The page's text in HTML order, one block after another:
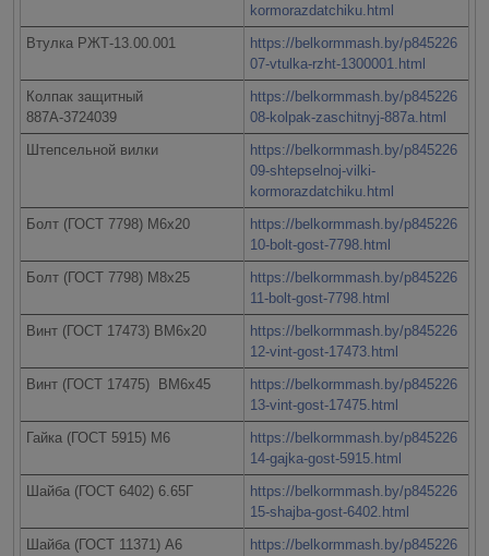
kormorazdatchiku.html
Втулка РЖТ-13.00.001
https://belkormmash.by/p845226
07-vtulka-rzht-1300001.html
Колпак защитный
887А-3724039
https://belkormmash.by/p845226
08-kolpak-zaschitnyj-887a.html
Штепсельной вилки
https://belkormmash.by/p845226
09-shtepselnoj-vilki-
kormorazdatchiku.html
Болт (ГОСТ 7798) М6х20
https://belkormmash.by/p845226
10-bolt-gost-7798.html
Болт (ГОСТ 7798) М8х25
https://belkormmash.by/p845226
11-bolt-gost-7798.html
Винт (ГОСТ 17473) ВМ6х20
https://belkormmash.by/p845226
12-vint-gost-17473.html
Винт (ГОСТ 17475) ВМ6х45
https://belkormmash.by/p845226
13-vint-gost-17475.html
Гайка (ГОСТ 5915) М6
https://belkormmash.by/p845226
14-gajka-gost-5915.html
Шайба (ГОСТ 6402) 6.65Г
https://belkormmash.by/p845226
15-shajba-gost-6402.html
Шайба (ГОСТ 11371) А6
https://belkormmash.by/p845226